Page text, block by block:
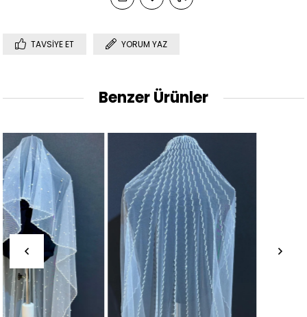
TAVSIYE ET YORUM YAZ
Benzer Ürünler